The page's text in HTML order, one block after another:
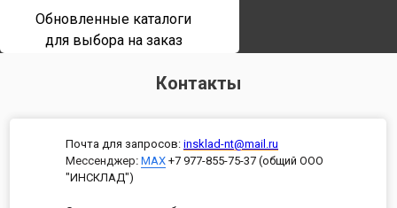
Обновленные каталоги
для выбора на заказ
Контакты
Почта для запросов: insklad-nt@mail.ru
Мессенджер: MAX +7 977-855-75-37 (общий ООО
"ИНСКЛАД")